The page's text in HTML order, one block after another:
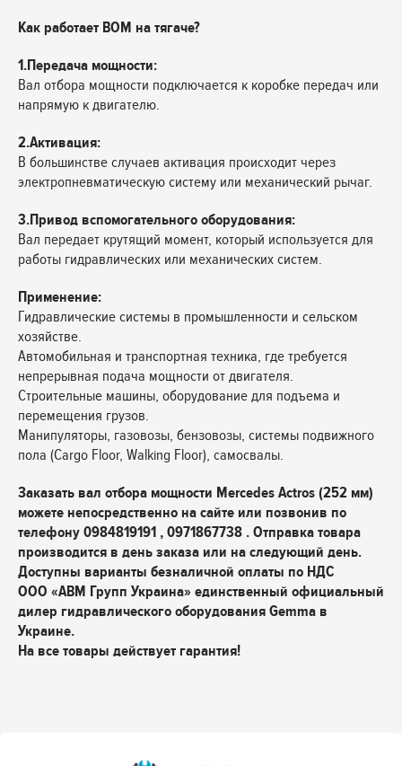
Как работает ВОМ на тягаче?
1.Передача мощности:
Вал отбора мощности подключается к коробке передач или
напрямую к двигателю.
2.Активация:
В большинстве случаев активация происходит через
электропневматическую систему или механический рычаг.
3.Привод вспомогательного оборудования:
Вал передает крутящий момент, который используется для
работы гидравлических или механических систем.
Применение:
Гидравлические системы в промышленности и сельском
хозяйстве.
Автомобильная и транспортная техника, где требуется
непрерывная подача мощности от двигателя.
Строительные машины, оборудование для подъема и
перемещения грузов.
Манипуляторы, газовозы, бензовозы, системы подвижного
пола (Cargo Floor, Walking Floor), самосвалы.
Заказать вал отбора мощности Mercedes Actros (252 мм)
можете непосредственно на сайте или позвонив по
телефону 0984819191 , 0971867738 . Отправка товара
производится в день заказа или на следующий день.
Доступны варианты безналичной оплаты по НДС
ООО «АВМ Групп Украина» единственный официальный
дилер гидравлического оборудования Gemma в
Украине.
На все товары действует гарантия!